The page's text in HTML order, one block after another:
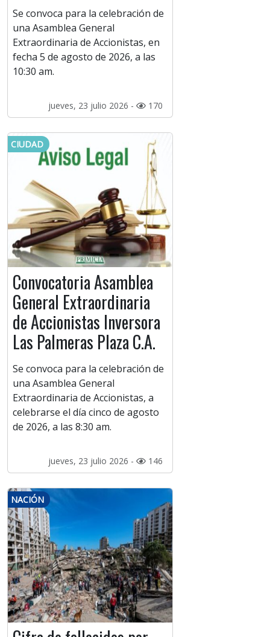
Se convoca para la celebración de
una Asamblea General
Extraordinaria de Accionistas, en
fecha 5 de agosto de 2026, a las
10:30 am.
jueves, 23 julio 2026 - 170
CIUDAD
Convocatoria Asamblea
General Extraordinaria
de Accionistas Inversora
Las Palmeras Plaza C.A.
Se convoca para la celebración de
una Asamblea General
Extraordinaria de Accionistas, a
celebrarse el día cinco de agosto
de 2026, a las 8:30 am.
jueves, 23 julio 2026 - 146
NACIÓN